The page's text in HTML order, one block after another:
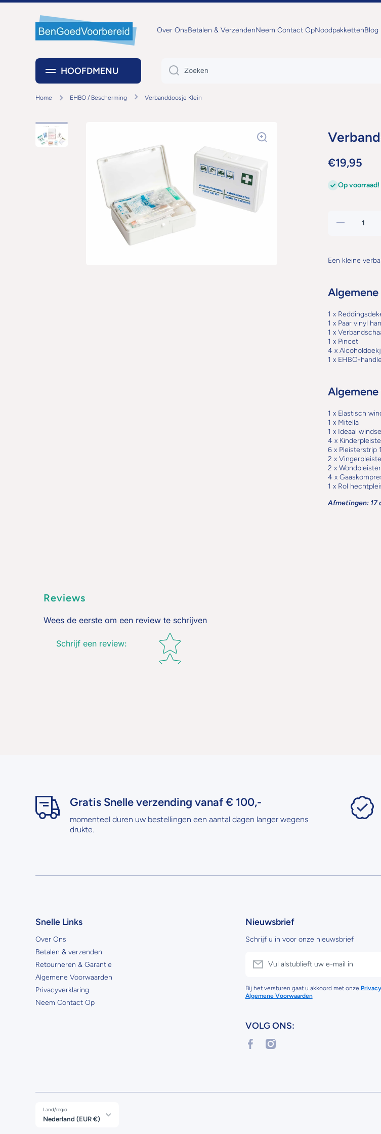
Over OnsBetalen & VerzendenNeem Contact OpNoodpakkettenBlog
HOOFDMENU Zoeken
Home EHBO / Bescherming Verbanddoosje Klein
€19,95
Op voorraad!
Hoeveelheid
Een kleine
1 x
1 x Paar vinyl
1 x
1 x Pincet
4 x
1 x EHBO-
1 x Elastisch
1 x Mitella
1 x Ideaal
4 x
6 x Pleisterstrip
2 x
2 x
4 x
1 x Rol
Afmetingen: 17
Reviews
Wees de eerste om een review te schrijven
Schrijf een review:
Star rating
Gratis Snelle verzending vanaf € 100,-
momenteel duren uw bestellingen een aantal dagen langer wegens
drukte.
Snelle Links
Over Ons
Betalen & verzenden
Retourneren & Garantie
Algemene Voorwaarden
Privacyverklaring
Neem Contact Op
Nieuwsbrief
Schrijf u in voor onze nieuwsbrief
Vul alstublieft uw e-mail in
Bij het versturen gaat u akkoord met onze
Algemene Voorwaarden
VOLG ONS:
facebookcom/
instagramcom/bengoedvoorbereidnl/
Land/regio
Nederland (EUR €)